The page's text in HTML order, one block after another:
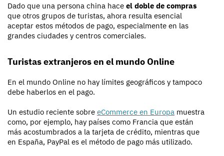
Dado que una persona china hace el doble de compras
que otros grupos de turistas, ahora resulta esencial
aceptar estos métodos de pago, especialmente en las
grandes ciudades y centros comerciales.
Turistas extranjeros en el mundo Online
En el mundo Online no hay límites geográficos y tampoco
debe haberlos en el pago.
Un estudio reciente sobre eCommerce en Europa muestra
como, por ejemplo, hay países como Francia que están
más acostumbrados a la tarjeta de crédito, mientras que
en España, PayPal es el método de pago más utilizado.